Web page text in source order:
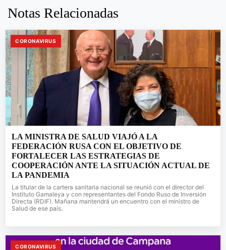
Notas Relacionadas
CORONAVIRUS
LA MINISTRA DE SALUD VIAJÓ A LA
FEDERACIÓN RUSA CON EL OBJETIVO DE
FORTALECER LAS ESTRATEGIAS DE
COOPERACIÓN ANTE LA SITUACIÓN ACTUAL DE
LA PANDEMIA
La titular de la cartera sanitaria nacional se reunió con el director del
Instituto Gamaleya y con representantes del Fondo Ruso de Inversión
Directa (RDIF). Mañana mantendrá un encuentro con el ministro de
Salud de ese país.
CORONAVIRUS